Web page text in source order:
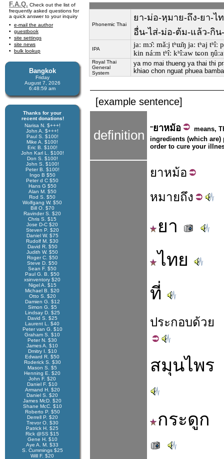
F.A.Q. Check out the list of
frequently asked questions for
a quick answer to your inquiry
e-mail the author
guestbook
site settings
site news
bulk lookup
Bangkok
Friday
August 7, 2026
6:49:00 am
Thanks for your
recent donations!
Narisa N. $+++!
John A. $+++!
Paul S. $100!
Mike A. $100!
Eric B. $100!
John Karl L. $100!
Don S. $100!
John S. $100!
Peter B. $100!
Ingo B $50
Peter d C $50
Hans G $50
Alan M. $50
Rod S. $50
Wolfgang W. $50
Bill O. $70
Ravinder S. $20
Chris S. $15
Jose D-C $20
Steven P. $20
Daniel W. $75
Rudolf M. $30
David R. $50
Judith W. $50
Roger C. $50
Steve D. $50
Sean F. $50
Paul G. B. $50
xsinventory $20
Nigel A. $15
Michael B. $20
Otto S. $20
Damien G. $12
Simon G. $5
Lindsay D. $25
David S. $25
Laurent L. $40
Peter van G. $10
Graham S. $10
Peter N. $30
James A. $10
Dmitry I. $10
Edward R. $50
Roderick S. $30
Mason S. $5
Henning E. $20
John F. $20
Daniel F. $10
Armand H. $20
Daniel S. $20
James McD. $20
Shane McC. $10
Roberto P. $50
Derrell P. $20
Trevor O. $30
Patrick H. $25
Rick @SS $15
Gene H. $10
Aye A. M. $33
S. Cummings $25
Will F. $20
Phonemic Thai
ยา-ม่อ-หฺมาย-ถึง-ยา-ไ
อื่น-ไส่-ม่อ-ต้ม-แล้ว-กิน
IPA
jaː mɔ̂ː mǎːj tʰɯ̌ŋ jaː tʰaj
kin náːm tʰîː kʰîːaw tɕon
Royal Thai
General
System
ya mo mai thueng ya thai thi
khiao chon nguat phuea
[example sentence]
definition "ยาหม้อ
means,
ingredients (which
order to cure your
ยาหม้อ
หมายถึง
ยา
ไทย
ที่
ประกอบด้วย
สมุนไพร
กระดูก